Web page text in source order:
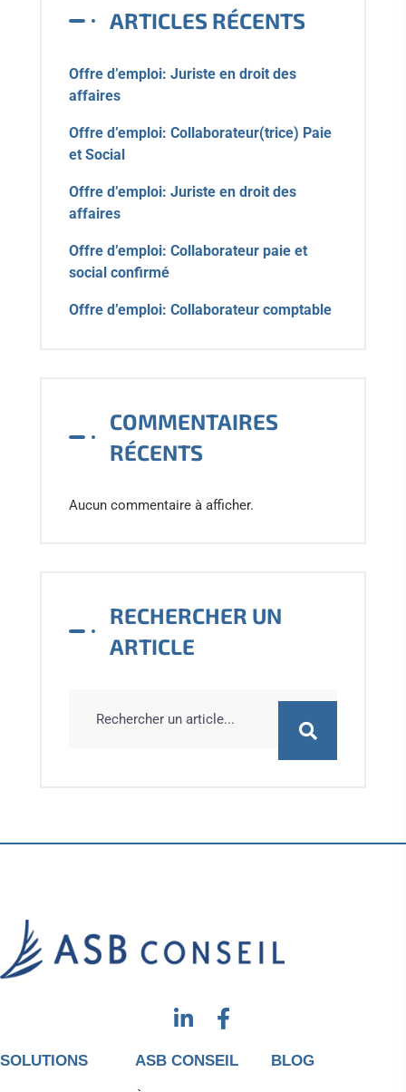
ARTICLES RÉCENTS
Offre d’emploi: Juriste en droit des
affaires
Offre d’emploi: Collaborateur(trice) Paie
et Social
Offre d’emploi: Juriste en droit des
affaires
Offre d’emploi: Collaborateur paie et
social confirmé
Offre d’emploi: Collaborateur comptable
COMMENTAIRES
RÉCENTS
Aucun commentaire à afficher.
RECHERCHER UN
ARTICLE
SOLUTIONS ASB CONSEIL BLOG